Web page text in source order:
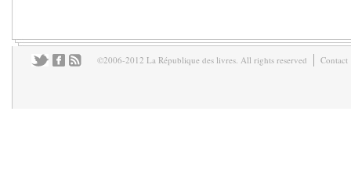
©2006-2012 La République des livres. All rights reserved Contact